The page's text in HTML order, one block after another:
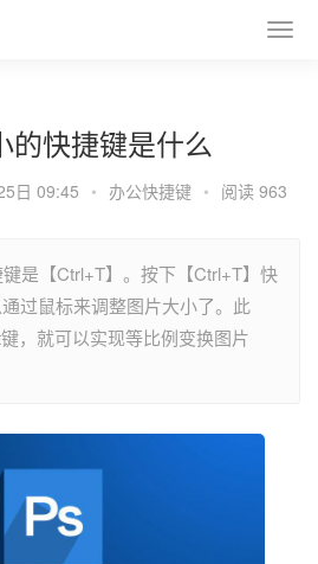
的快捷键是什么
日 09:45 • 办公快捷键 • 阅读 963
是【Ctrl+T】。按下【Ctrl+T】快
过鼠标来调整图片大小了。此
，就可以实现等比例变换图片